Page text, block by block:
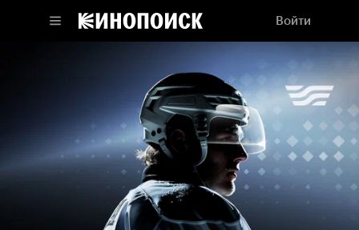
Войти